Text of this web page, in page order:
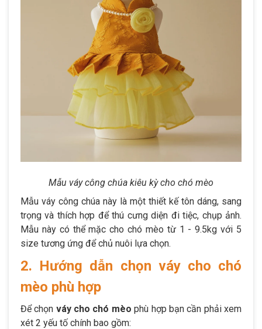
Mẫu váy công chúa kiêu kỳ cho chó mèo
Mẫu váy công chúa này là một thiết kế tôn dáng, sang
trọng và thích hợp để thú cưng diện đi tiệc, chụp ảnh.
Mẫu này có thể mặc cho chó mèo từ 1 - 9.5kg với 5
size tương ứng để chủ nuôi lựa chọn.
2. Hướng dẫn chọn váy cho chó
mèo phù hợp
Để chọn váy cho chó mèo phù hợp bạn cần phải xem
xét 2 yếu tố chính bao gồm: